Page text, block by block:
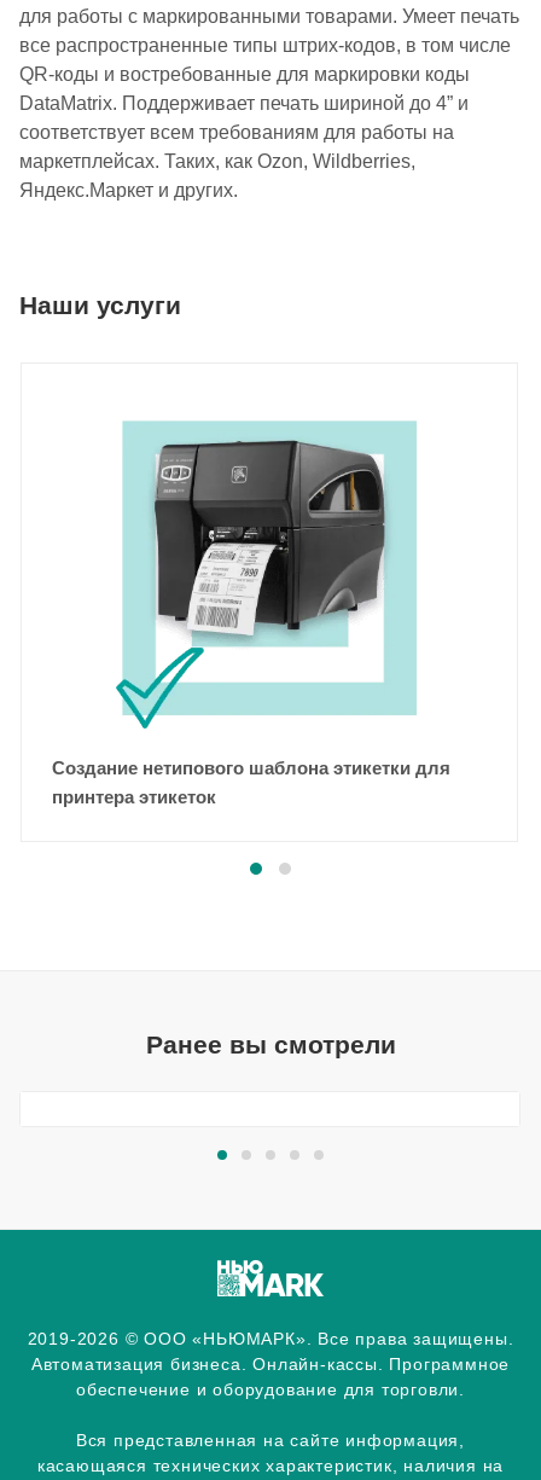
для работы с маркированными товарами. Умеет печать
все распространенные типы штрих-кодов, в том числе
QR-коды и востребованные для маркировки коды
DataMatrix. Поддерживает печать шириной до 4” и
соответствует всем требованиям для работы на
маркетплейсах. Таких, как Ozon, Wildberries,
Яндекс.Маркет и других.
Наши услуги
Создание нетипового шаблона этикетки для
принтера этикеток
Ранее вы смотрели
2019-2026 © ООО «НЬЮМАРК». Все права защищены.
Автоматизация бизнеса. Онлайн-кассы. Программное
обеспечение и оборудование для торговли.
Вся представленная на сайте информация,
касающаяся технических характеристик, наличия на